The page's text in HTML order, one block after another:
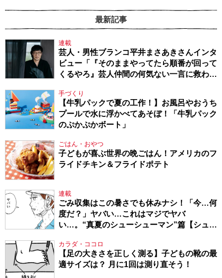
最新記事
連載
芸人・男性ブランコ平井まさあきさんインタ
ビュー「『そのままやってたら順番が回って
くるやろ』芸人仲間の何気ない一言に救われ
手づくり
【牛乳パックで夏の工作！】お風呂やおうち
プールで水に浮かべてあそぼ！「牛乳パック
のぷかぷかボート」
ごはん・おやつ
子どもが喜ぶ世界の晩ごはん！アメリカのフ
ライドチキン＆フライドポテト
連載
ごみ収集はこの暑さでも休みナシ！「今…何
度だ？」ヤバい…これはマジでヤバ
い…。“真夏のシューシューマン”篇【シュー
カラダ・ココロ
【足の大きさを正しく測る】子どもの靴の最
適サイズは？ 月に1回は測り直そう！